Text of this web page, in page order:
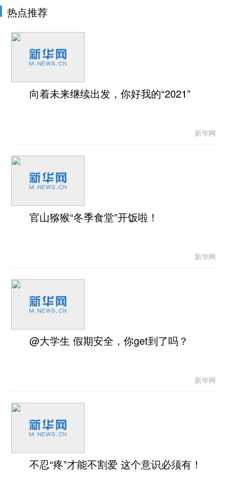
热点推荐
向着未来继续出发，你好我的“2021”
新华网
官山猕猴“冬季食堂”开饭啦！
新华网
@大学生 假期安全，你get到了吗？
新华网
不忍“疼”才能不割爱 这个意识必须有！